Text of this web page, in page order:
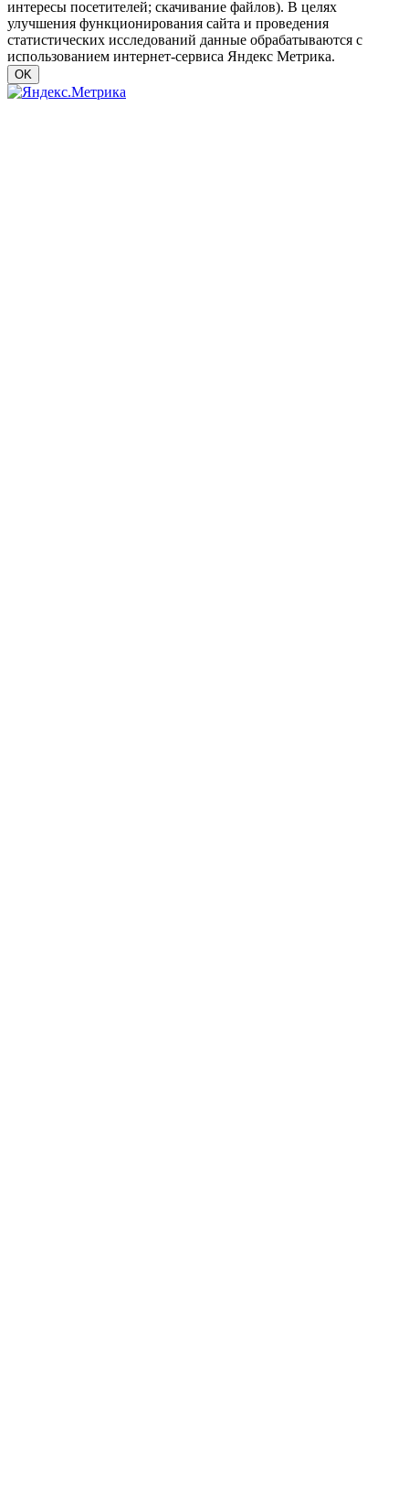
интересы посетителей; скачивание файлов). В целях
улучшения функционирования сайта и проведения
статистических исследований данные обрабатываются с
использованием интернет-сервиса Яндекс Метрика.
OK